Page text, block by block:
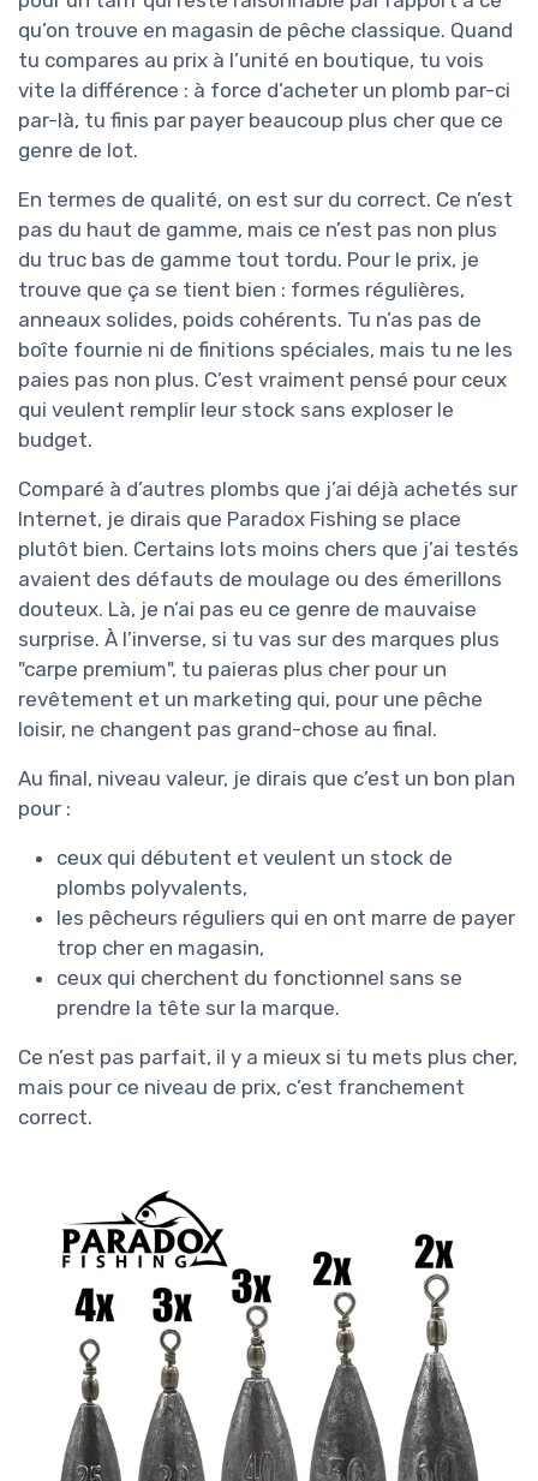
qu’on trouve en magasin de pêche classique. Quand
tu compares au prix à l’unité en boutique, tu vois
vite la différence : à force d’acheter un plomb par-ci
par-là, tu finis par payer beaucoup plus cher que ce
genre de lot.
En termes de qualité, on est sur du correct. Ce n’est
pas du haut de gamme, mais ce n’est pas non plus
du truc bas de gamme tout tordu. Pour le prix, je
trouve que ça se tient bien : formes régulières,
anneaux solides, poids cohérents. Tu n’as pas de
boîte fournie ni de finitions spéciales, mais tu ne les
paies pas non plus. C’est vraiment pensé pour ceux
qui veulent remplir leur stock sans exploser le
budget.
Comparé à d’autres plombs que j’ai déjà achetés sur
Internet, je dirais que Paradox Fishing se place
plutôt bien. Certains lots moins chers que j’ai testés
avaient des défauts de moulage ou des émerillons
douteux. Là, je n’ai pas eu ce genre de mauvaise
surprise. À l’inverse, si tu vas sur des marques plus
"carpe premium", tu paieras plus cher pour un
revêtement et un marketing qui, pour une pêche
loisir, ne changent pas grand-chose au final.
Au final, niveau valeur, je dirais que c’est un bon plan
pour :
ceux qui débutent et veulent un stock de
plombs polyvalents,
les pêcheurs réguliers qui en ont marre de payer
trop cher en magasin,
ceux qui cherchent du fonctionnel sans se
prendre la tête sur la marque.
Ce n’est pas parfait, il y a mieux si tu mets plus cher,
mais pour ce niveau de prix, c’est franchement
correct.